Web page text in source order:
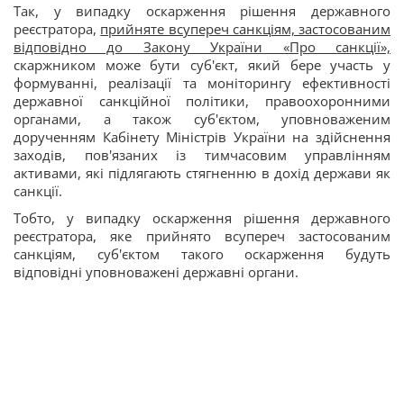
Так, у випадку оскарження рішення державного
реєстратора, прийняте всупереч санкціям, застосованим
відповідно до Закону України «Про санкції»,
скаржником може бути суб'єкт, який бере участь у
формуванні, реалізації та моніторингу ефективності
державної санкційної політики, правоохоронними
органами, а також суб'єктом, уповноваженим
дорученням Кабінету Міністрів України на здійснення
заходів, пов'язаних із тимчасовим управлінням
активами, які підлягають стягненню в дохід держави як
санкції.
Тобто, у випадку оскарження рішення державного
реєстратора, яке прийнято всупереч застосованим
санкціям, суб'єктом такого оскарження будуть
відповідні уповноважені державні органи.